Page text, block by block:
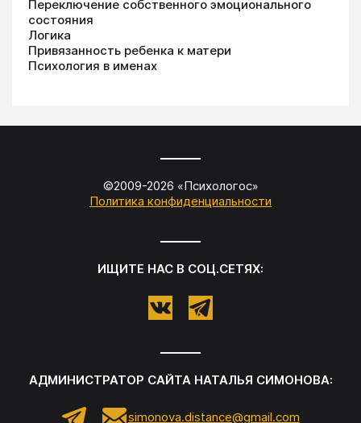
Переключение собственного эмоционального
состояния
Логика
Привязанность ребенка к матери
Психология в именах
©2009-2026 «Психологос»
Политика конфиденциальности
ИЩИТЕ НАС В СОЦ.СЕТЯХ:
АДМИНИСТРАТОР САЙТА НАТАЛЬЯ СИМОНОВА:
simonova.distance@gmail.com